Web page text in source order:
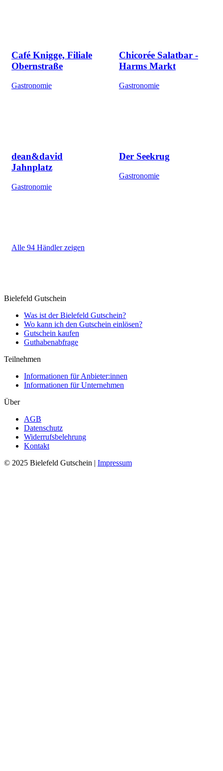
Café Knigge, Filiale
Obernstraße
Gastronomie
Chicorée Salatbar -
Harms Markt
Gastronomie
dean&david
Jahnplatz
Gastronomie
Der Seekrug
Gastronomie
Alle 94 Händler zeigen
Bielefeld Gutschein
Was ist der Bielefeld Gutschein?
Wo kann ich den Gutschein einlösen?
Gutschein kaufen
Guthabenabfrage
Teilnehmen
Informationen für Anbieter:innen
Informationen für Unternehmen
Über
AGB
Datenschutz
Widerrufsbelehrung
Kontakt
© 2025 Bielefeld Gutschein | Impressum